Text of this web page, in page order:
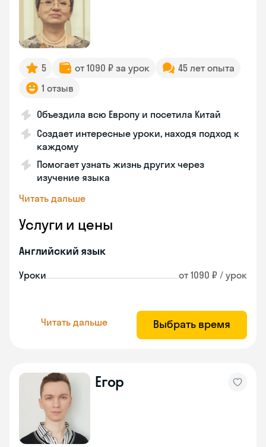
5 от 1090 ₽ за урок
45 лет опыта
1 отзыв
Объездила всю Европу и посетила Китай
Создает интересные уроки, находя подход к
каждому
Помогает узнать жизнь других через
изучение языка
Читать дальше
Услуги и цены
Английский язык
Уроки от 1090 ₽ / урок
Читать дальше Выбрать время
Егор